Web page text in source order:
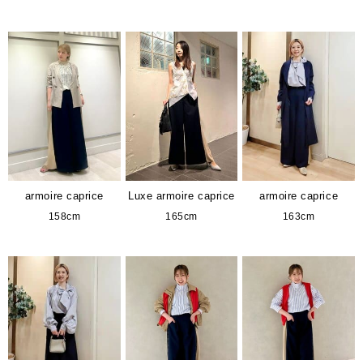
armoire caprice
158cm
Luxe armoire caprice
165cm
armoire caprice
163cm